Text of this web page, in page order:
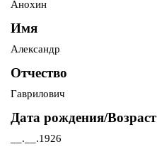
Анохин
Имя
Александр
Отчество
Гаврилович
Дата рождения/Возраст
__.__.1926